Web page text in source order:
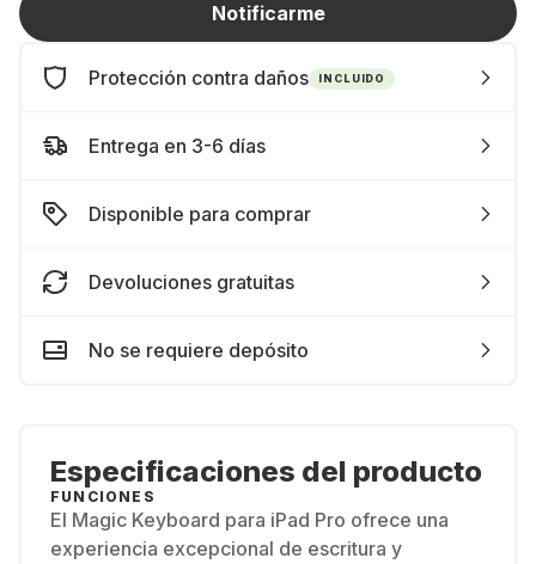
Notificarme
Protección contra daños INCLUIDO
Entrega en 3-6 días
Disponible para comprar
Devoluciones gratuitas
No se requiere depósito
Especificaciones del producto
FUNCIONES
El Magic Keyboard para iPad Pro ofrece una
experiencia excepcional de escritura y